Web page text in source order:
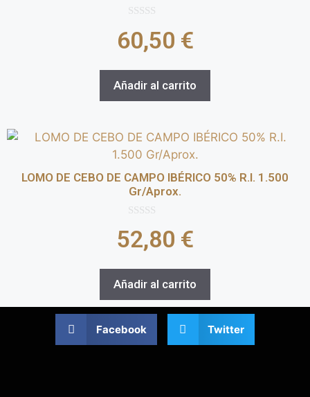
d
e
60,50 €
Añadir al carrito
LOMO DE CEBO DE CAMPO IBÉRICO 50% R.I. 1.500
Gr/Aprox.
d
e
52,80 €
Añadir al carrito
Facebook Twitter